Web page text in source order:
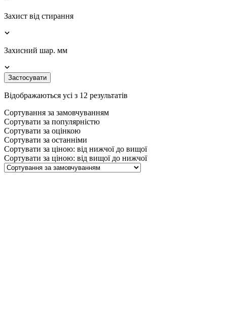
Захист від стирання
Захисний шар. мм
Застосувати
Відображаються усі з 12 результатів
Сортування за замовчуванням
Сортувати за популярністю
Сортувати за оцінкою
Сортувати за останніми
Сортувати за ціною: від нижчої до вищої
Сортувати за ціною: від вищої до нижчої